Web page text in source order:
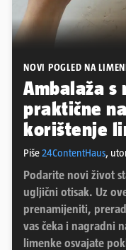
NOVI POGLED NA
Ambalaža
praktične
korištenje
Piše24ContentHaus,
Podarite novi život
ugljični otisak. Uz
prenamijeniti,
vas čeka i nagradni
limenke osvajate